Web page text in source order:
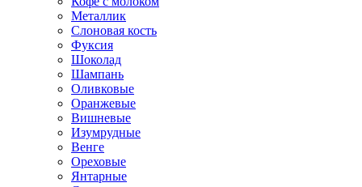
Металлик
Слоновая кость
Фуксия
Шоколад
Шампань
Оливковые
Оранжевые
Вишневые
Изумрудные
Венге
Ореховые
Янтарные